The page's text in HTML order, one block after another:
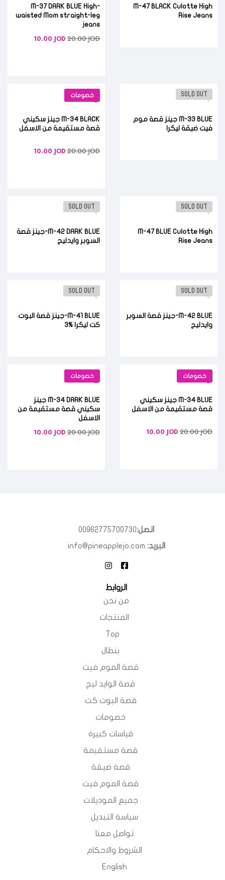
M-47 BLACK Culotte High
Rise Jeans
M-37 DARK BLUE High-
waisted Mom straight-leg
jeans
20.00JOD
10.00 JOD
SOLD OUT
M-33 BLUE جينز قصة موم
فيت ضيقة ليكرا
خصومات
M-34 BLACK جينز سكيني
قصة مستقيمة من الاسفل
20.00JOD
10.00 JOD
SOLD OUT
M-47 BLUE Culotte High
Rise Jeans
SOLD OUT
M-42 DARK BLUE-جينز قصة
السوبر وايدليج
SOLD OUT
M-42 BLUE-جينز قصة السوبر
وايدليج
SOLD OUT
M-41 BLUE-جينز قصة البوت
كت ليكرا %3
خصومات
M-34 BLUE جينز سكيني
قصة مستقيمة من الاسفل
20.00JOD
10.00 JOD
خصومات
M-34 DARK BLUE جينز
سكيني قصة مستقيمة من
الاسفل
20.00JOD
10.00 JOD
اتصل:00962775700730
البريد:
الروابط
من نحن
المنتجات
Top
بنطال
قصة الموم فيت
قصة الوايد ليج
قصة البوت كت
خصومات
قياسات كبيرة
قصة مستقيمة
قصة ضيقة
قصة الموم فيت
جميع الموديلات
سياسة التبديل
تواصل معنا
الشروط والاحكام
English